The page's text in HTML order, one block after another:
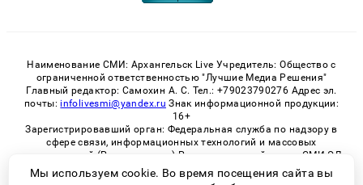
Наименование СМИ: Архангельск Live Учредитель: Общество с
ограниченной ответственностью "Лучшие Медиа Решения"
Главный редактор: Самохин А. С. Тел.: +79023790276 Адрес эл.
почты: infolivesmi@yandex.ru Знак информационной продукции:
16+
Зарегистрировавший орган: Федеральная служба по надзору в
сфере связи, информационных технологий и массовых
коммуникаций (Роскомнадзор) Регистрационный номер СМИ ЭЛ
№ ФС 77 - 82533 от 21.01.2022
Мы используем cookie. Во время посещения сайта вы